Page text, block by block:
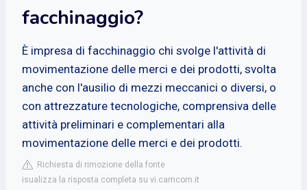
facchinaggio?
È impresa di facchinaggio chi svolge l'attività di
movimentazione delle merci e dei prodotti, svolta
anche con l'ausilio di mezzi meccanici o diversi, o
con attrezzature tecnologiche, comprensiva delle
attività preliminari e complementari alla
movimentazione delle merci e dei prodotti.
Richiesta di rimozione della fonte
isualizza la risposta completa su vi.camcom.it